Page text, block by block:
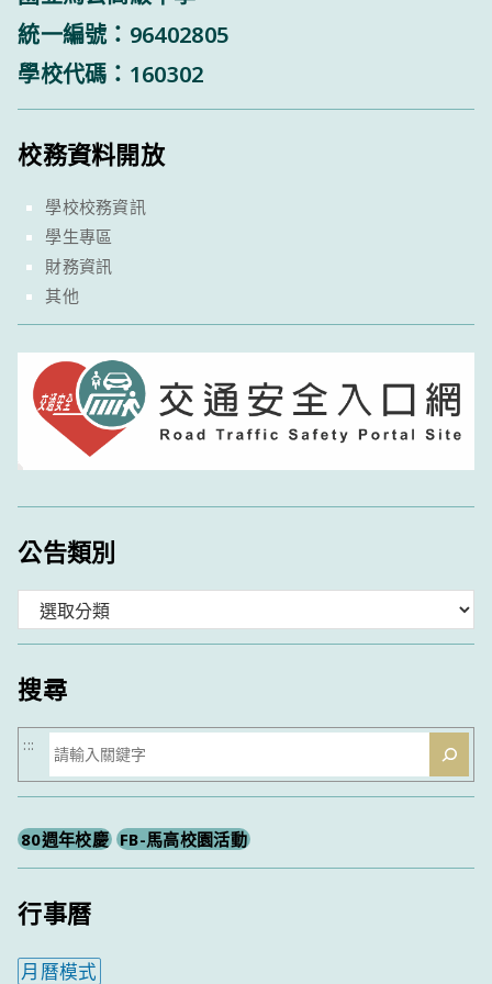
統一編號：96402805
學校代碼：160302
校務資料開放
學校校務資訊
學生專區
財務資訊
其他
公告類別
類
搜尋
搜
尋
:::
80週年校慶 FB-馬高校園活動
行事曆
月曆模式